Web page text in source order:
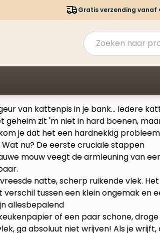
Gratis verzending vanaf
van kattenpis in je bank… Iedere
geheim zit 'm niet in hard boenen,
je dat het een hardnekkig
Wat nu? De eerste cruciale stappen
natte, scherp ruikende vlek.
tussen een klein ongemak en
allesbepalend
of een paar schone,
ga absoluut niet wrijven! Als je